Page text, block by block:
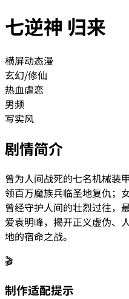
七逆神 归来
横屏动态漫
玄幻/修仙
热血虐恋
男频
写实风
剧情简介
曾为人间战死的七名机械装
领百万魔族兵临圣地复仇；
曾经守护人间的壮烈过往，
爱袁明峰，揭开正义虚伪、
地的宿命之战。
🎬
制作适配提示